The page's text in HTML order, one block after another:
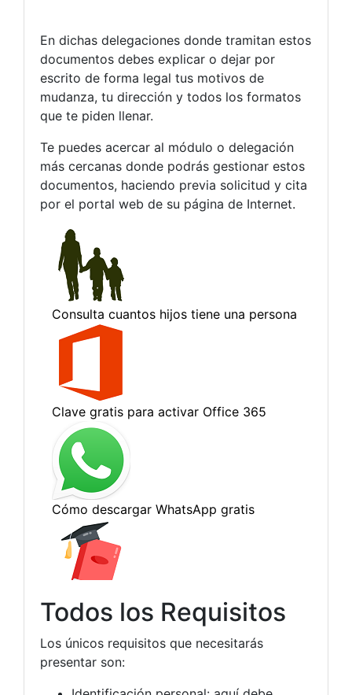
En dichas delegaciones donde tramitan estos
documentos debes explicar o dejar por
escrito de forma legal tus motivos de
mudanza, tu dirección y todos los formatos
que te piden llenar.
Te puedes acercar al módulo o delegación
más cercanas donde podrás gestionar estos
documentos, haciendo previa solicitud y cita
por el portal web de su página de Internet.
Todos los Requisitos
Los únicos requisitos que necesitarás
presentar son: